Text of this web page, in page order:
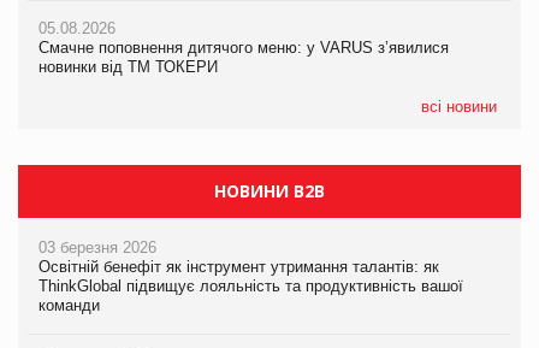
05.08.2026
Смачне поповнення дитячого меню: у VARUS з’явилися
новинки від ТМ ТОКЕРИ
всі новини
05.08.2026
Смачне поповнення дитячого меню: у VARUS з’явилися
новинки від ТМ ТОКЕРИ
НОВИНИ B2B
03 березня 2026
Освітній бенефіт як інструмент утримання талантів: як
ThinkGlobal підвищує лояльність та продуктивність вашої
команди